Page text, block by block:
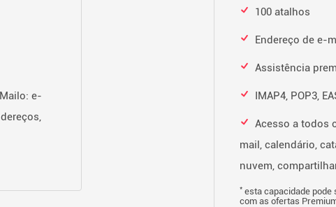
e-
100 atalhos
Endereço de e-
Assistência
IMAP4, POP3,
Acesso a todos
mail, calendário,
nuvem,
*esta capacidade pode
com as ofertas